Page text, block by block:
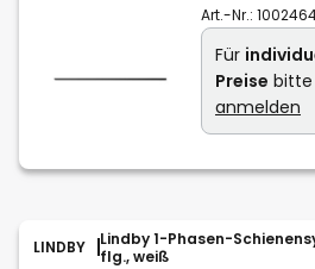
Art.-Nr.:
Für
Preise bitte
anmelden
LINDBY
Lindby 1-Phasen-
flg., weiß